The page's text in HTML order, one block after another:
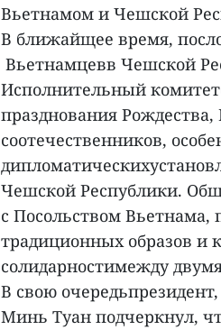
Вьетнамом и Чешской
В ближайщее время,
Вьетнамцевв Чешской
Исполнительный
празднования
соотечественников,
Чешской Республики.
с Посольством
традиционных образов и
солидарностимежду
В свою
Минь Туан подчеркнул,